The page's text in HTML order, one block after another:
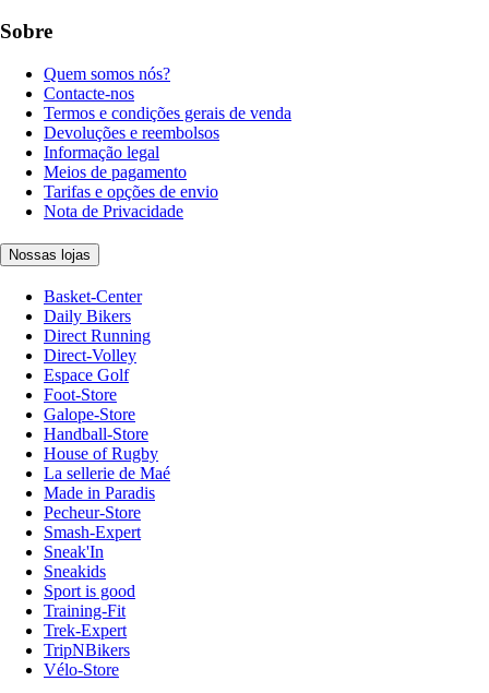
Sobre
Quem somos nós?
Contacte-nos
Termos e condições gerais de venda
Devoluções e reembolsos
Informação legal
Meios de pagamento
Tarifas e opções de envio
Nota de Privacidade
Nossas lojas
Basket-Center
Daily Bikers
Direct Running
Direct-Volley
Espace Golf
Foot-Store
Galope-Store
Handball-Store
House of Rugby
La sellerie de Maé
Made in Paradis
Pecheur-Store
Smash-Expert
Sneak'In
Sneakids
Sport is good
Training-Fit
Trek-Expert
TripNBikers
Vélo-Store